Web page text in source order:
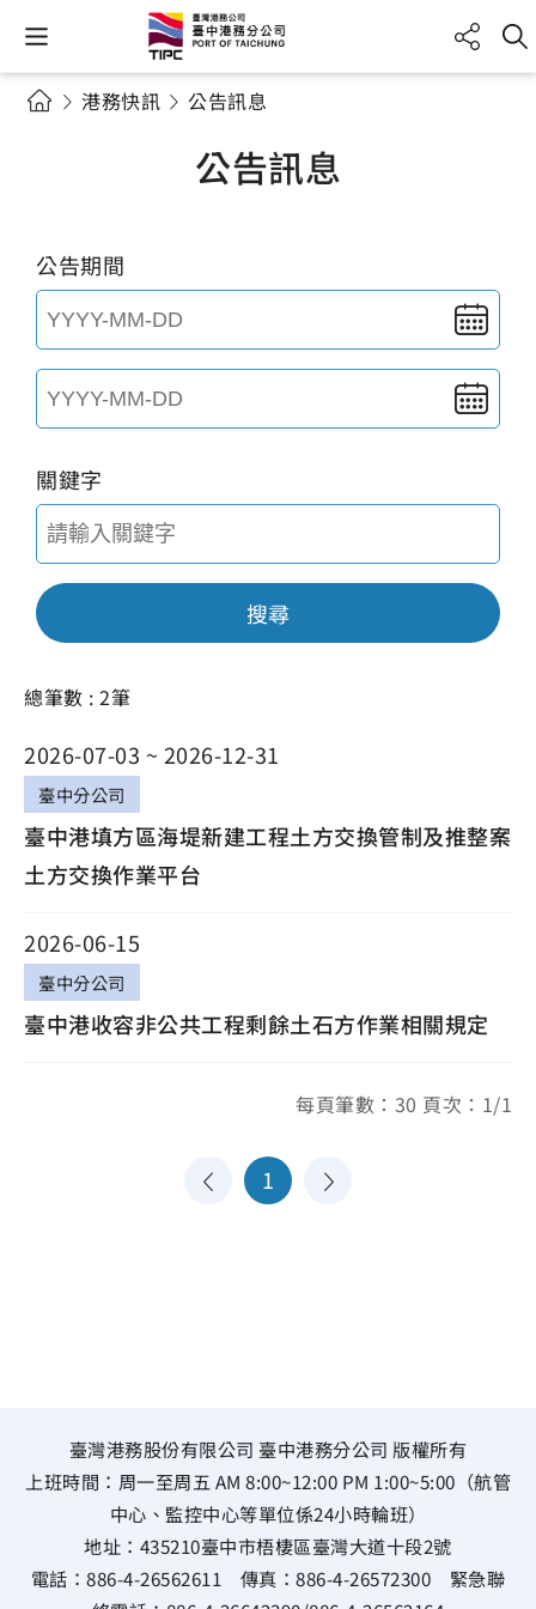
港務快訊 公告訊息
公告訊息
公告期間
關鍵字
搜尋
總筆數 : 2筆
2026-07-03 ~ 2026-12-31
臺中分公司
臺中港填方區海堤新建工程土方交換管制及推整案
土方交換作業平台
2026-06-15
臺中分公司
臺中港收容非公共工程剩餘土石方作業相關規定
每頁筆數：30 頁次：1/1
1
臺灣港務股份有限公司 臺中港務分公司 版權所有
上班時間：周一至周五 AM 8:00~12:00 PM 1:00~5:00（航管
中心、監控中心等單位係24小時輪班）
地址： 435210臺中市梧棲區臺灣大道十段2號
電話：886-4-26562611 傳真：886-4-26572300 緊急聯